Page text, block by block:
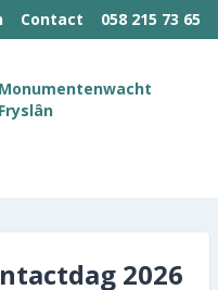
Contact 058 215 73 65
Monumentenwacht
Fryslân
2026